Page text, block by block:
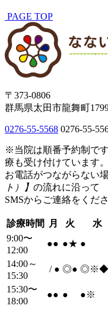
PAGE TOP
〒373-0806
群馬県太田市龍舞町
0276-55-5568 0276-55-
※当院は順番予約制で
療も受け付けています。
お電話がつながらない
ト）】 の流れに沿って
SMSからご連絡をくださ
診療時間 月 火 水
9:00〜
12:00
●● ●★ ●
14:00～
15:30
/ ● ◎● ◎※◆
15:30〜
18:00
●● ● ●※